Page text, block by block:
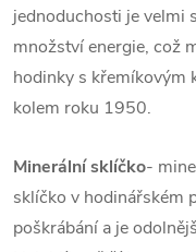
jednoduchosti je velmi
množství energie, což
hodinky s křemíkovým
kolem roku 1950.
Minerální sklíčko-
sklíčko v hodinářském
poškrábání a je